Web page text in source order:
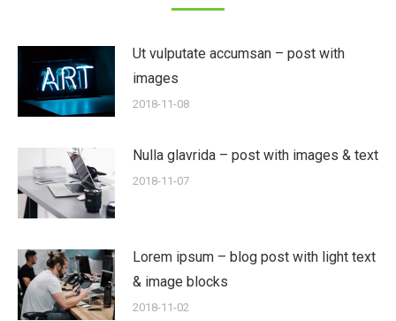
Ut vulputate accumsan – post with
images
2018-11-08
Nulla glavrida – post with images & text
2018-11-07
Lorem ipsum – blog post with light text
& image blocks
2018-11-02